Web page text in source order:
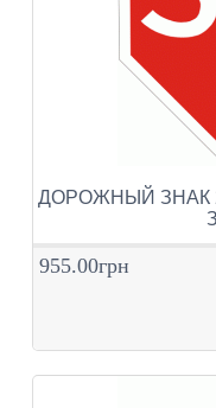
ДОРОЖНЫЙ ЗНАК
955.00грн